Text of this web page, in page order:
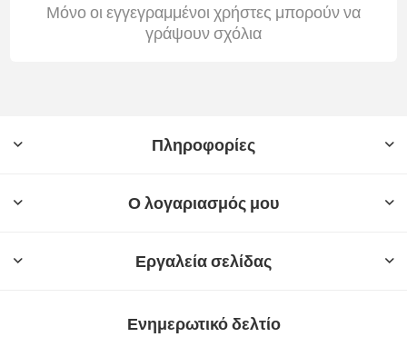
Μόνο οι εγγεγραμμένοι χρήστες μπορούν να
γράψουν σχόλια
Πληροφορίες
Ο λογαριασμός μου
Εργαλεία σελίδας
Ενημερωτικό δελτίο